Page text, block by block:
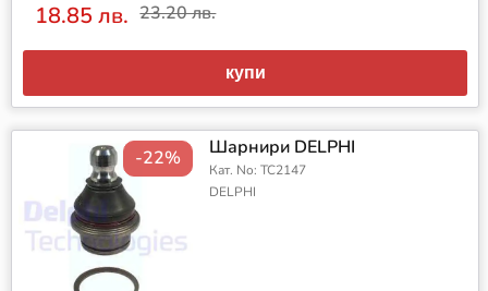
18.85 лв. 23.20 лв.
купи
-22% Шарнири DELPHI
Кат. No: TC2147
DELPHI